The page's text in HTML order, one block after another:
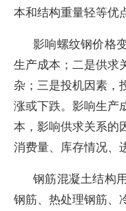
本和结构重量轻等优
影响螺纹钢价格
生产成本；二是供求
杂；三是投机因素，
涨或下跌。影响生产
本，影响供求关系的
消费量、库存情况、
钢筋混凝土结构
钢筋、热处理钢筋、